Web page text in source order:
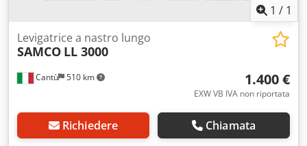
1 / 1
Cantù 510 km
Levigatrice a nastro lungo
SAMCO LL 3000
1.400 €
EXW VB IVA non riportata
Richiedere Chiamata